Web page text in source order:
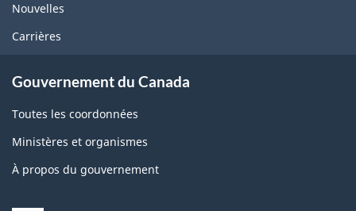
Nouvelles
Carrières
Gouvernement du Canada
Toutes les coordonnées
Ministères et organismes
À propos du gouvernement